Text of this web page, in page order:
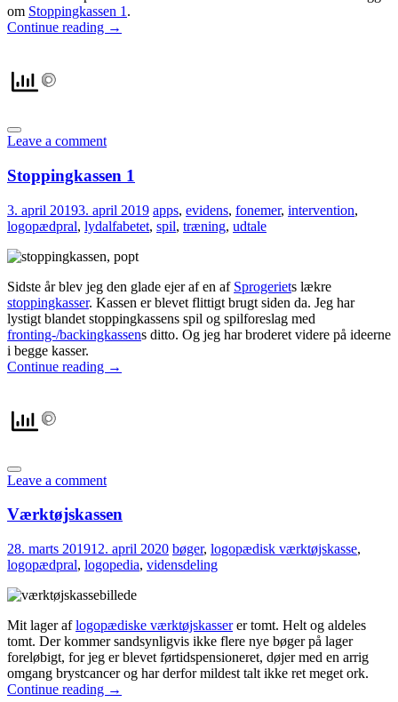
om Stoppingkassen 1 .
Continue reading →
Leave a comment
Stoppingkassen 1
3. april 20193. april 2019 apps, evidens, fonemer, intervention,
logopædpral, lydalfabetet, spil, træning, udtale
Sidste år blev jeg den glade ejer af en af Sprogeriets lækre
stoppingkasser. Kassen er blevet flittigt brugt siden da. Jeg har
lystigt blandet stoppingkassens spil og spilforeslag med
fronting-/backingkassens ditto. Og jeg har broderet videre på ideerne
i begge kasser.
Continue reading →
Leave a comment
Værktøjskassen
28. marts 201912. april 2020 bøger, logopædisk værktøjskasse,
logopædpral, logopedia, vidensdeling
Mit lager aflogopædiske værktøjskasserer tomt. Helt og aldeles
tomt. Der kommer sandsynligvis ikke flere nye bøger på lager
foreløbigt, for jeg er blevet førtidspensioneret, døjer med en arrig
omgang brystcancer og har derfor mildest talt ikke ret meget ork.
Continue reading →